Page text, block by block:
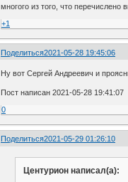
многого из того, что
+1
Поделиться2021-05-28 19:45:06
Ну вот Сергей Андреевич и
Пост написан 2021-05-28 19:41:07
0
Поделиться2021-05-29 01:26:10
Центурион написал(а):